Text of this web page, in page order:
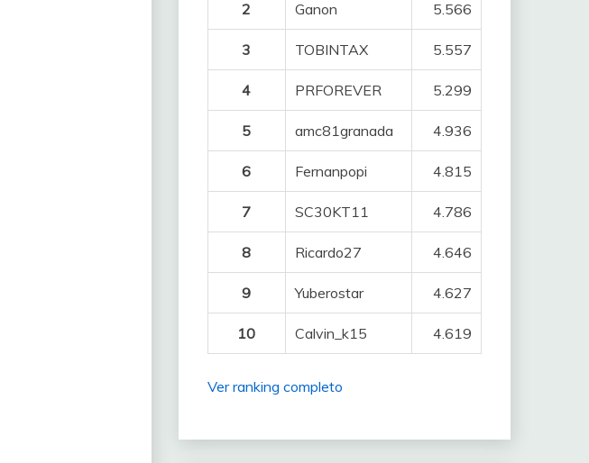
2 Ganon 5.566
3 TOBINTAX 5.557
4 PRFOREVER 5.299
5 amc81granada 4.936
6 Fernanpopi 4.815
7 SC30KT11 4.786
8 Ricardo27 4.646
9 Yuberostar 4.627
10 Calvin_k15 4.619
Ver ranking completo